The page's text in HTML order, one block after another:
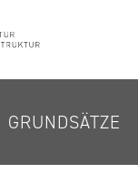
GRUNDSÄTZE